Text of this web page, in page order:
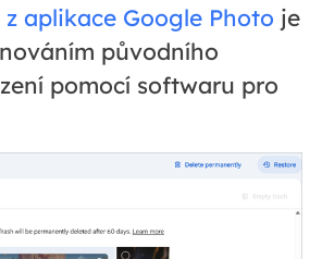
aplikace Google Photo je
původního
pomocí softwaru pro